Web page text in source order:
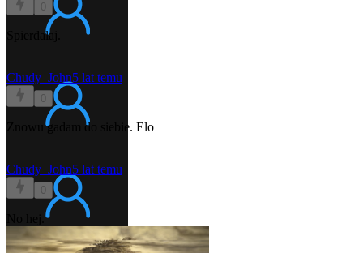
0
Spierdalaj.
Chudy_John5 lat temu
0
Znowu gadam do siebie. Elo
Chudy_John5 lat temu
0